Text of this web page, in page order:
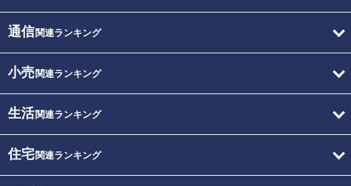
通信関連ランキング
小売関連ランキング
生活関連ランキング
住宅関連ランキング